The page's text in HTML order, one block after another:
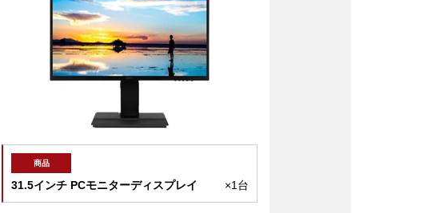
31.5インチ PCモニターディスプレイ ×1台